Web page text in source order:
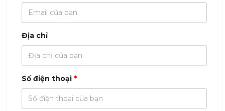
Địa chỉ
Số điện thoại